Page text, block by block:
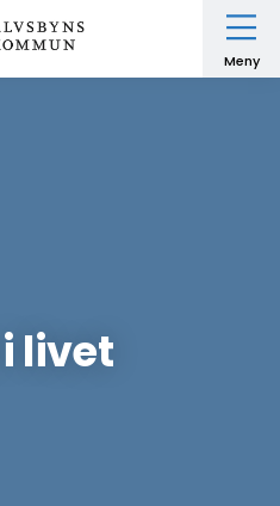
Meny
livet